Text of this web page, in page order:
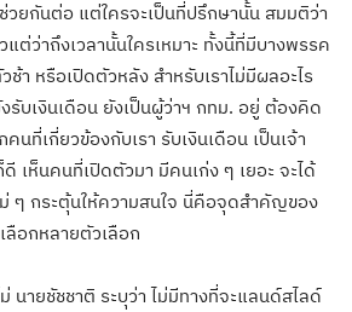
วยกันต่อ แต่ใครจะเป็นที่ปรึกษานั้น สมมติว่า
ต่ว่าถึงเวลานั้นใครเหมาะ ทั้งนี้ที่มีบางพรรค
ช้า หรือเปิดตัวหลัง สำหรับเราไม่มีผลอะไร
รับเงินเดือน ยังเป็นผู้ว่าฯ กทม. อยู่ ต้องคิด
นที่เกี่ยวข้องกับเรา รับเงินเดือน เป็นเจ้า
เห็นคนที่เปิดตัวมา มีคนเก่ง ๆ เยอะ จะได้
ๆ กระตุ้นให้ความสนใจ นี่คือจุดสำคัญของ
ลือกหลายตัวเลือก
นายชัชชาติ ระบุว่า ไม่มีทางที่จะแลนด์สไลด์